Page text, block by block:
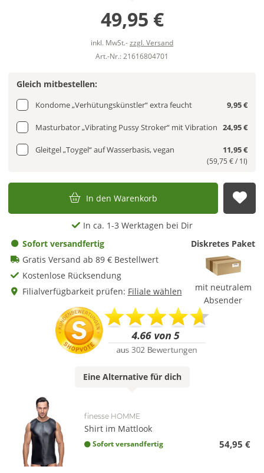
49,95 €
inkl. MwSt.-zzgl. Versand
Art.-Nr.: 21616804701
Gleich mitbestellen:
Kondome „Verhütungskünstler“ extra feucht 9,95 €
Masturbator „Vibrating Pussy Stroker“ mit Vibration 24,95 €
Gleitgel „Toygel“ auf Wasserbasis, vegan 11,95 €
(59,75 € / 1l)
In den Warenkorb
In ca. 1-3 Werktagen bei Dir
Sofort versandfertig
Gratis Versand ab 89 € Bestellwert
Kostenlose Rücksendung
Filialverfügbarkeit prüfen: Filiale wählen
Diskretes Paket
mit neutralem
Absender
Eine Alternativefür dich
finesse HOMME
Shirt im Mattlook
Sofort versandfertig 54,95 €